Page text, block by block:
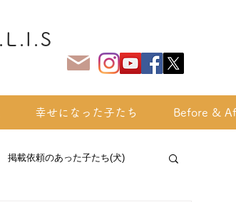
幸せになった子たち Before &
掲載依頼のあった子たち(犬)